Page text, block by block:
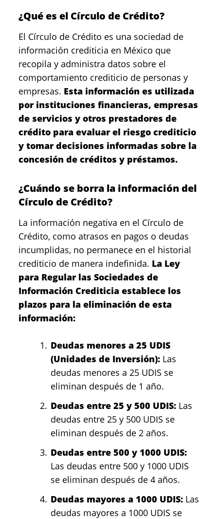
¿Qué es el Círculo de Crédito?
El Círculo de Crédito es una sociedad de
información crediticia en México que
recopila y administra datos sobre el
comportamiento crediticio de personas y
empresas. Esta información es utilizada
por instituciones financieras, empresas
de servicios y otros prestadores de
crédito para evaluar el riesgo crediticio
y tomar decisiones informadas sobre la
concesión de créditos y préstamos.
¿Cuándo se borra la información del
Círculo de Crédito?
La información negativa en el Círculo de
Crédito, como atrasos en pagos o deudas
incumplidas, no permanece en el historial
crediticio de manera indefinida. La Ley
para Regular las Sociedades de
Información Crediticia establece los
plazos para la eliminación de esta
información:
Deudas menores a 25 UDIS
(Unidades de Inversión): Las
deudas menores a 25 UDIS se
eliminan después de 1 año.
Deudas entre 25 y 500 UDIS: Las
deudas entre 25 y 500 UDIS se
eliminan después de 2 años.
Deudas entre 500 y 1000 UDIS:
Las deudas entre 500 y 1000 UDIS
se eliminan después de 4 años.
Deudas mayores a 1000 UDIS: Las
deudas mayores a 1000 UDIS se